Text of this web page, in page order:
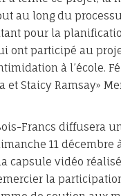
au long du
pour la
ont participé au
à l’école.
et Staicy Ramsay»
Francs diffusera
11
capsule vidéo
la